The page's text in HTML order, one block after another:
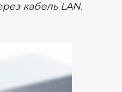
кабель LAN.